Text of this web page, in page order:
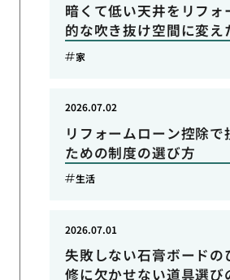
暗くて低い天井をリフォ
的な吹き抜け空間に変え
家
リフォームローン控除で
ための制度の選び方
2026.07.02
生活
失敗しない石膏ボードの
修に欠かせない道具選び
2026.07.01